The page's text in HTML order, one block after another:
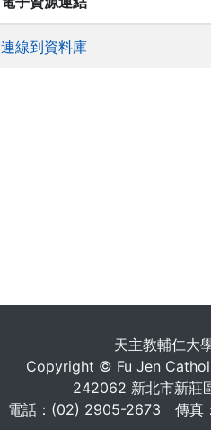
連線到資料庫
天主教輔仁大
Copyright © Fu Jen
242062 新北市新莊
電話：(02) 2905-2673 傳真